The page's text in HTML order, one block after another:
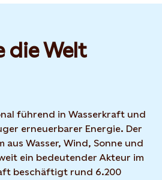
die Welt
führend in Wasserkraft und
erneuerbarer Energie. Der
aus Wasser, Wind, Sonne und
ein bedeutender Akteur im
beschäftigt rund 6.200